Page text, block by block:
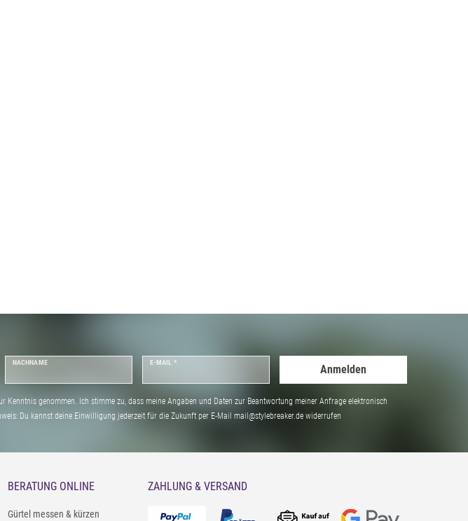
NACHNAME E-MAIL *
Anmelden
Kenntnis genommen. Ich stimme zu, dass meine Angaben und Daten zur Beantwortung meiner Anfrage elektronisch
Du kannst deine Einwilligung jederzeit für die Zukunft per E-Mail mail@stylebreaker.de widerrufen
BERATUNG ONLINE
Gürtel messen & kürzen
ZAHLUNG & VERSAND